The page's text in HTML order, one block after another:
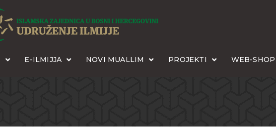
E-ILMIJJA NOVI MUALLIM PROJEKTI WEB-SHOP